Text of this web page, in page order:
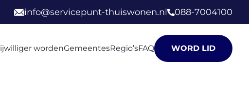
info@servicepunt-thuiswonen.nl 088-7004100
wordenGemeentesRegio’sFAQ WORD LID